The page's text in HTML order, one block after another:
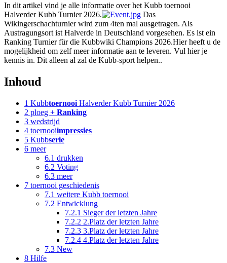
In dit artikel vind je alle informatie over het Kubb toernooi
Halverder Kubb Turnier 2026.
Das
Wikingerschachturnier wird zum 4ten mal ausgetragen. Als
Austragungsort ist Halverde in Deutschland vorgesehen. Es ist ein
Ranking Turnier für die Kubbwiki Champions 2026.Hier heeft u de
mogelijkheid om zelf meer informatie aan te leveren. Vul hier je
kennis in. Dit alleen al zal de Kubb-sport helpen..
Inhoud
1 Kubbtoernooi Halverder Kubb Turnier 2026
2 ploeg + Ranking
3 wedstrijd
4 toernooiimpressies
5 Kubbserie
6 meer
6.1 drukken
6.2 Voting
6.3 meer
7 toernooi geschiedenis
7.1 weitere Kubb toernooi
7.2 Entwicklung
7.2.1 Sieger der letzten Jahre
7.2.2 2.Platz der letzten Jahre
7.2.3 3.Platz der letzten Jahre
7.2.4 4.Platz der letzten Jahre
7.3 New
8 Hilfe